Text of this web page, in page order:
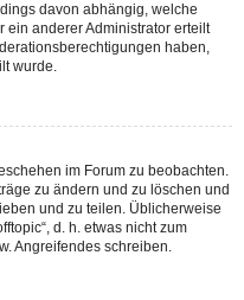
davon abhängig, welche
ein anderer Administrator erteilt
haben,
wurde.
im Forum zu beobachten.
zu ändern und zu löschen und
und zu teilen. Üblicherweise
d. h. etwas nicht zum
Angreifendes schreiben.